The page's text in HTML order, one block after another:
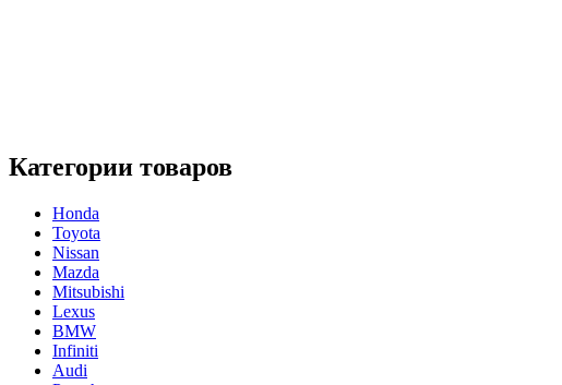
Категории товаров
Honda
Toyota
Nissan
Mazda
Mitsubishi
Lexus
BMW
Infiniti
Audi